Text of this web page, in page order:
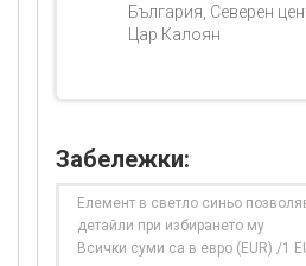
България, Северен
Цар Калоян
Забележки:
Елемент в светло синьо
детайли при избирането му
Всички суми са в евро (EUR) /1